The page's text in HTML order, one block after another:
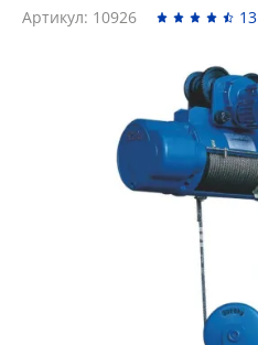
Артикул: 10926